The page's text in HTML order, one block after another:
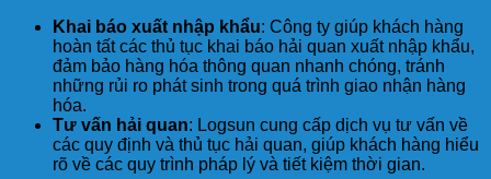
Khai báo xuất nhập khẩu: Công ty giúp khách hàng
hoàn tất các thủ tục khai báo hải quan xuất nhập khẩu,
đảm bảo hàng hóa thông quan nhanh chóng, tránh
những rủi ro phát sinh trong quá trình giao nhận hàng
hóa.
Tư vấn hải quan: Logsun cung cấp dịch vụ tư vấn về
các quy định và thủ tục hải quan, giúp khách hàng hiểu
rõ về các quy trình pháp lý và tiết kiệm thời gian.